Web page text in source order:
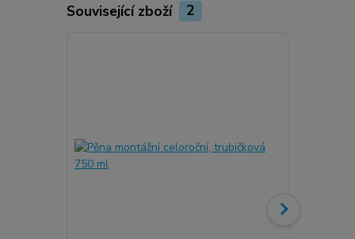
Související zboží 2